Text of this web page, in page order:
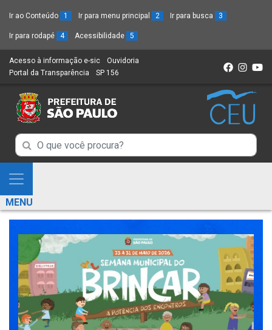
Ir ao Conteúdo 1 Ir para menu principal 2 Ir para busca 3
Ir para rodapé 4 Acessibilidade 5
Acesso à informação e-sic (Link
para
novo
sítio)
Ouvidoria
Portal da Transparência (Link
um
novo
SP 156
Campo
de
Busca
de
informações
Campo
de
de
informações
Mostra
e
Esconde
Menu
MENU